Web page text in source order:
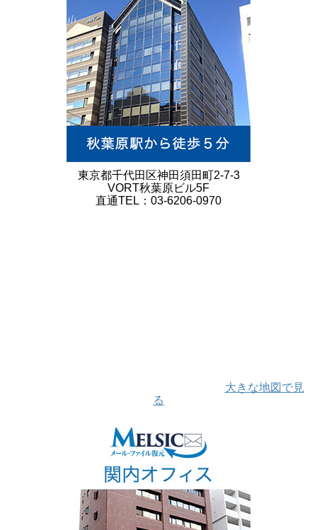
東京都千代田区神田須田町2-7-3
VORT秋葉原ビル5F
直通TEL：03-6206-0970
大きな地図で見
る